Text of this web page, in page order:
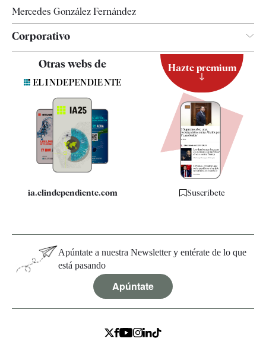
Mercedes González Fernández
Corporativo
Quiénes somos
Especificaciones
Otras webs de
ia.elindependiente.com
Hazte premium
Suscríbete
Apúntate a nuestra Newsletter y entérate de lo que
está pasando
Apúntate